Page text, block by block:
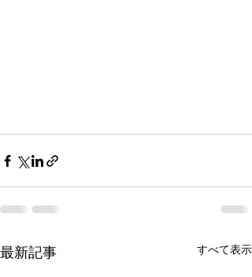
最新記事 すべて表示